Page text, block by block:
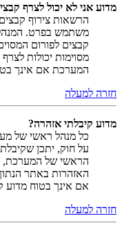
מדוע אני לא יכול לצרף
הרשאות צירוף
משתמש בפרט.
קבצים לפורום
מסוימות יכולות
המערכת אם אינך
חזרה למעלה
מדוע קיבלתי אזהרה?
כל מנהל ראשי של
על חוק, יתכן
האזהרות באתר
אם אינך בטוח מדוע
חזרה למעלה